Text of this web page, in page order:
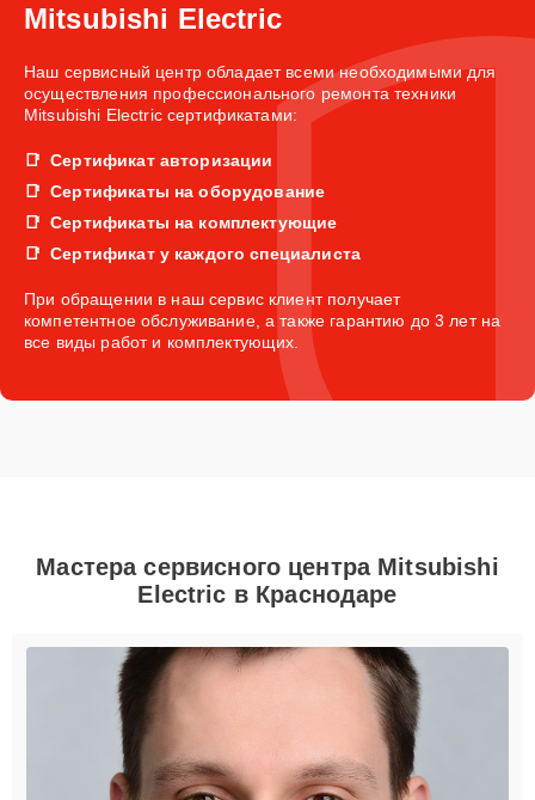
Mitsubishi Electric
Наш сервисный центр обладает всеми необходимыми для
осуществления профессионального ремонта техники
Mitsubishi Electric сертификатами:
Сертификат авторизации
Сертификаты на оборудование
Сертификаты на комплектующие
Сертификат у каждого специалиста
При обращении в наш сервис клиент получает
компетентное обслуживание, а также гарантию до 3 лет на
все виды работ и комплектующих.
Мастера сервисного центра Mitsubishi
Electric в Краснодаре